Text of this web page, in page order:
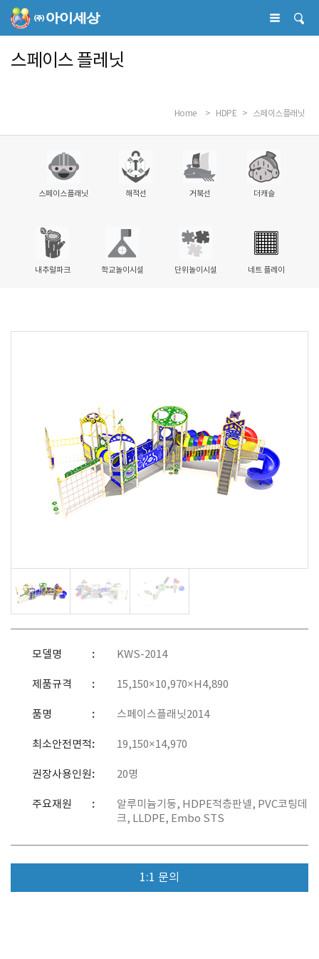
스페이스 플레닛
Home > HDPE > 스페이스플래닛
스페이스플래닛 해적선 거북선 더캐슬
내추럴파크 학교놀이시설 단위놀이시설 네트 플레이
모델명 KWS-2014
제품규격 15,150×10,970×H4,890
품명 스페이스플래닛2014
최소안전면적 19,150×14,970
권장사용인원 20명
주요재원
알루미늄기둥, HDPE적층판넬, PVC코팅데
크, LLDPE, Embo STS
1:1 문의